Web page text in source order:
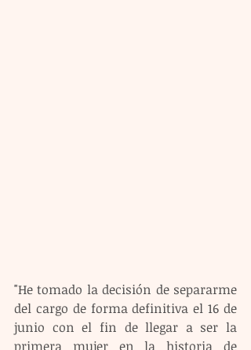
"He tomado la decisión de separarme
del cargo de forma definitiva el 16 de
junio con el fin de llegar a ser la
primera mujer en la historia de